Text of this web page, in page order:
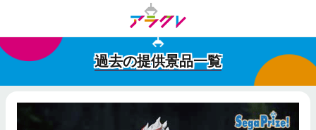
過去の提供景品一覧